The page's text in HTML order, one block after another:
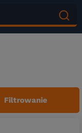
Filtrowanie